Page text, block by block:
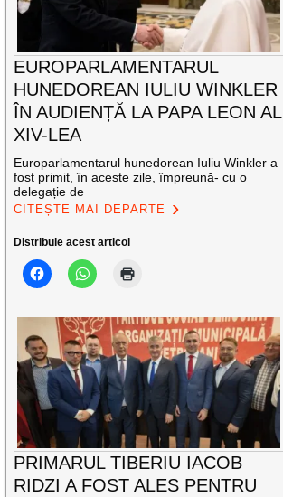
EUROPARLAMENTARUL
HUNEDOREAN IULIU WINKLER
ÎN AUDIENȚĂ LA PAPA LEON AL
XIV-LEA
Europarlamentarul hunedorean Iuliu Winkler a
fost primit, în aceste zile, împreună- cu o
delegație de
CITEȘTE MAI DEPARTE
Distribuie acest articol
PRIMARUL TIBERIU IACOB
RIDZI A FOST ALES PENTRU